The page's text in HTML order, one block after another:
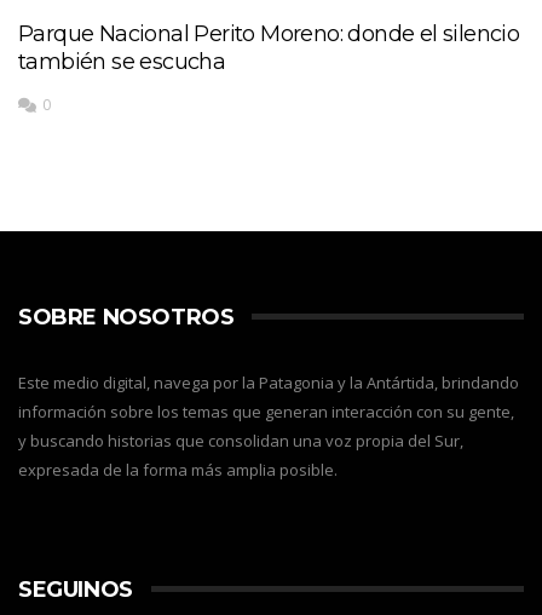
Parque Nacional Perito Moreno: donde el silencio
también se escucha
0
SOBRE NOSOTROS
Este medio digital, navega por la Patagonia y la Antártida, brindando
información sobre los temas que generan interacción con su gente,
y buscando historias que consolidan una voz propia del Sur,
expresada de la forma más amplia posible.
SEGUINOS